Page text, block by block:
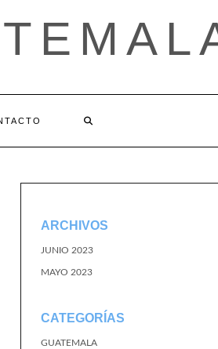
ARCHIVOS
JUNIO 2023
MAYO 2023
CATEGORÍAS
GUATEMALA